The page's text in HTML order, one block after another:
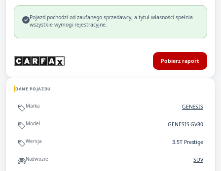
Pojazd pochodzi od zaufanego sprzedawcy, a tytuł własności spełnia
wszystkie wymogi rejestracyjne.
Pobierz raport
DANE POJAZDU
Marka GENESIS
Model GENESIS GV80
Wersja 3.5T Prestige
Nadwozie SUV